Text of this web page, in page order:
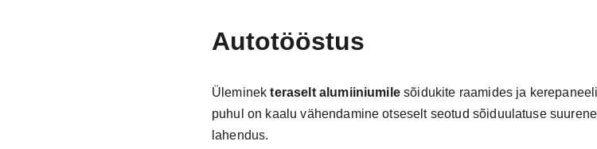
Autotööstus
Üleminek teraselt alumiiniumile sõidukite raamides ja
puhul on kaalu vähendamine otseselt seotud sõiduulatuse
lahendus.